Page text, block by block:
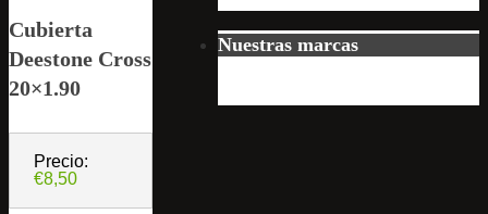
Cubierta
Deestone Cross
20×1.90
Precio:
€8,50
Nuestras marcas